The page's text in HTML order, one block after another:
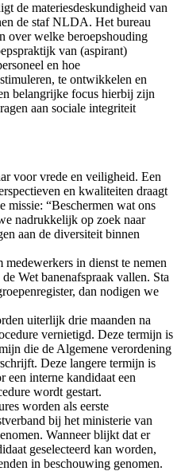
de materiesdeskundigheid van
de staf NLDA. Het bureau
over welke beroepshouding
van (aspirant)
en hoe
te ontwikkelen en
belangrijke focus hierbij zijn
aan sociale integriteit
voor vrede en veiligheid. Een
en kwaliteiten draagt
missie: “Beschermen wat ons
nadrukkelijk op zoek naar
aan de diversiteit binnen
in dienst te nemen
Wet banenafspraak vallen. Sta
dan nodigen we
uiterlijk drie maanden na
vernietigd. Deze termijn is
die de Algemene verordening
Deze langere termijn is
een interne kandidaat een
wordt gestart.
worden als eerste
bij het ministerie van
Wanneer blijkt dat er
geselecteerd kan worden,
in beschouwing genomen.